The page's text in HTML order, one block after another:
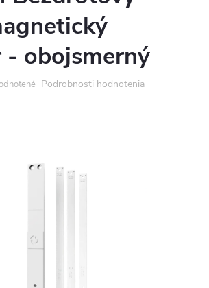
obojsmerný
Podrobnosti hodnotenia